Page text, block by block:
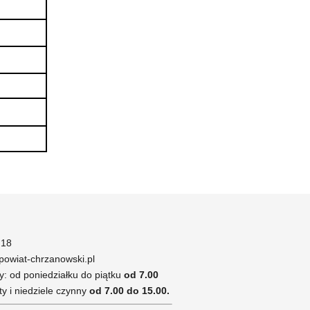
chrzanowski.pl
od poniedziałku do piątku od 7.00
i niedziele czynny od 7.00 do 15.00.